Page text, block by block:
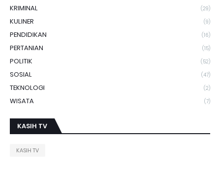
KRIMINAL (29)
KULINER (9)
PENDIDIKAN (16)
PERTANIAN (15)
POLITIK (52)
SOSIAL (47)
TEKNOLOGI (2)
WISATA (7)
KASIH TV
KASIH TV